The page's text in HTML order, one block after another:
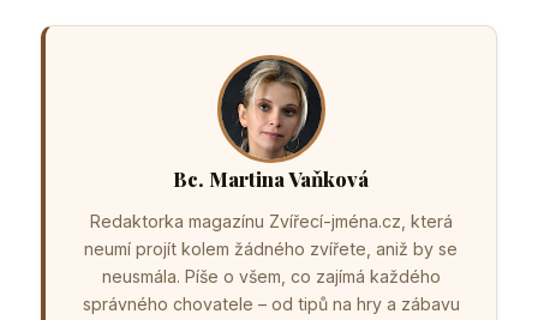
Bc. Martina Vaňková
Redaktorka magazínu Zvířecí-jména.cz, která
neumí projít kolem žádného zvířete, aniž by se
neusmála. Píše o všem, co zajímá každého
správného chovatele – od tipů na hry a zábavu